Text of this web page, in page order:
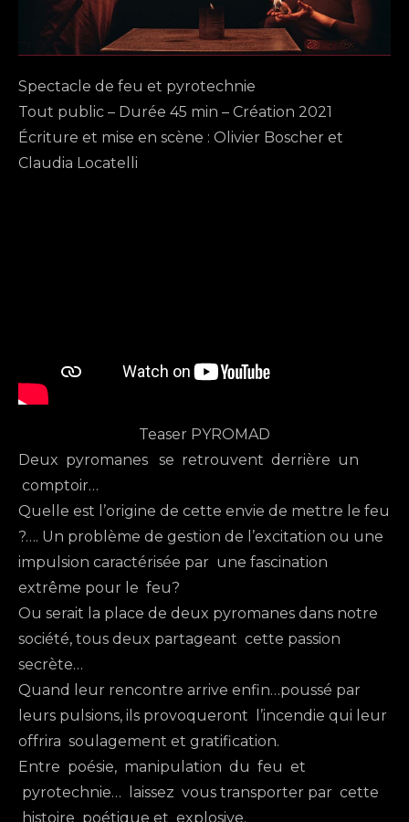
Spectacle de feu et pyrotechnie
Tout public – Durée 45 min – Création 2021
Écriture et mise en scène : Olivier Boscher et
Claudia Locatelli
Teaser PYROMAD
Deux pyromanes se retrouvent derrière un
comptoir…
Quelle est l’origine de cette envie de mettre le feu
?…. Un problème de gestion de l’excitation ou une
impulsion caractérisée par une fascination
extrême pour le feu?
Ou serait la place de deux pyromanes dans notre
société, tous deux partageant cette passion
secrète…
Quand leur rencontre arrive enfin…poussé par
leurs pulsions, ils provoqueront l’incendie qui leur
offrira soulagement et gratification.
Entre poésie, manipulation du feu et
pyrotechnie… laissez vous transporter par cette
histoire poétique et explosive.